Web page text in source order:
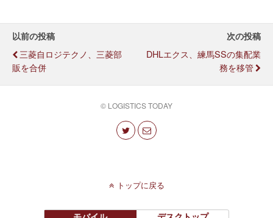
以前の投稿
三菱自ロジテクノ、三菱部
販を合併
次の投稿
DHLエクス、練馬SSの集配業
務を移管
© LOGISTICS TODAY
トップに戻る